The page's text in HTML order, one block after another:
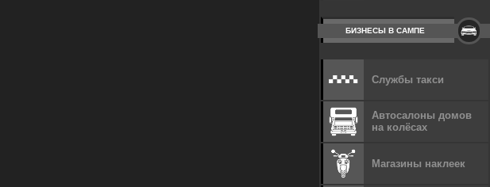
БИЗНЕСЫ В САМПЕ
Службы такси
Автосалоны домов
на колёсах
Магазины наклеек